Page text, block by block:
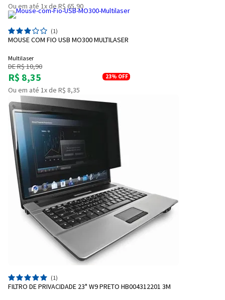
Ou em até 1x de R$ 65,90
(1)
MOUSE COM FIO USB MO300 MULTILASER
Multilaser
DE R$ 10,90
R$ 8,35 23% OFF
Ou em até 1x de R$ 8,35
(1)
FILTRO DE PRIVACIDADE 23" W9 PRETO HB004312201 3M